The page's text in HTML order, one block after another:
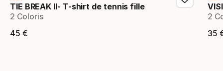
TIE BREAK II- T-shirt de tennis fille
2 Coloris
45 €
2
35